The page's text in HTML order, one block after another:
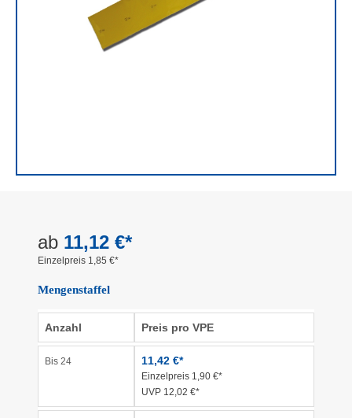
ab 11,12 €*
Einzelpreis 1,85 €*
Mengenstaffel
Anzahl Preis pro VPE
Bis 24 11,42 €*
Einzelpreis 1,90 €*
UVP 12,02 €*